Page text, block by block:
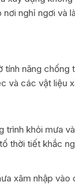
nơi nghỉ ngơi và
năng
và các vật liệu
trình khỏi mưa
thời tiết khắc
xâm nhập vào